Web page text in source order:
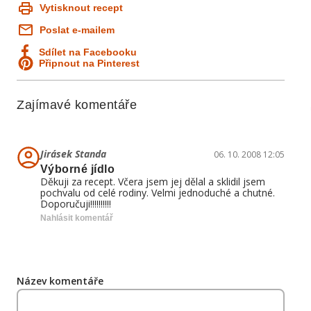
Vytisknout recept
Poslat e-mailem
Sdílet na Facebooku
Připnout na Pinterest
Zajímavé komentáře
Jirásek Standa
06. 10. 2008 12:05
Výborné jídlo
Děkuji za recept. Včera jsem jej dělal a sklidil jsem
pochvalu od celé rodiny. Velmi jednoduché a chutné.
Doporučuji!!!!!!!!!!
Nahlásit komentář
Název komentáře